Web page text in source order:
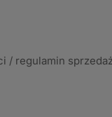
/ regulamin